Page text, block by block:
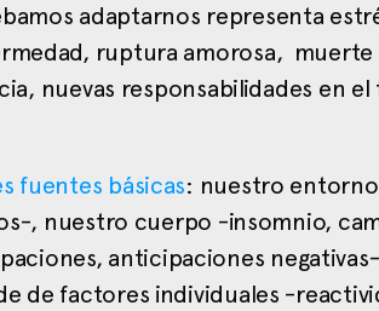
adaptarnos representa
ruptura amorosa,
nuevas responsabilidades en el
fuentes básicas: nuestro
, nuestro cuerpo -insomnio,
anticipaciones
de factores individuales -